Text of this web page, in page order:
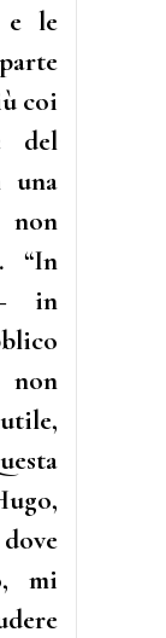
e le
coi
del
una
“In
– in
non
mi